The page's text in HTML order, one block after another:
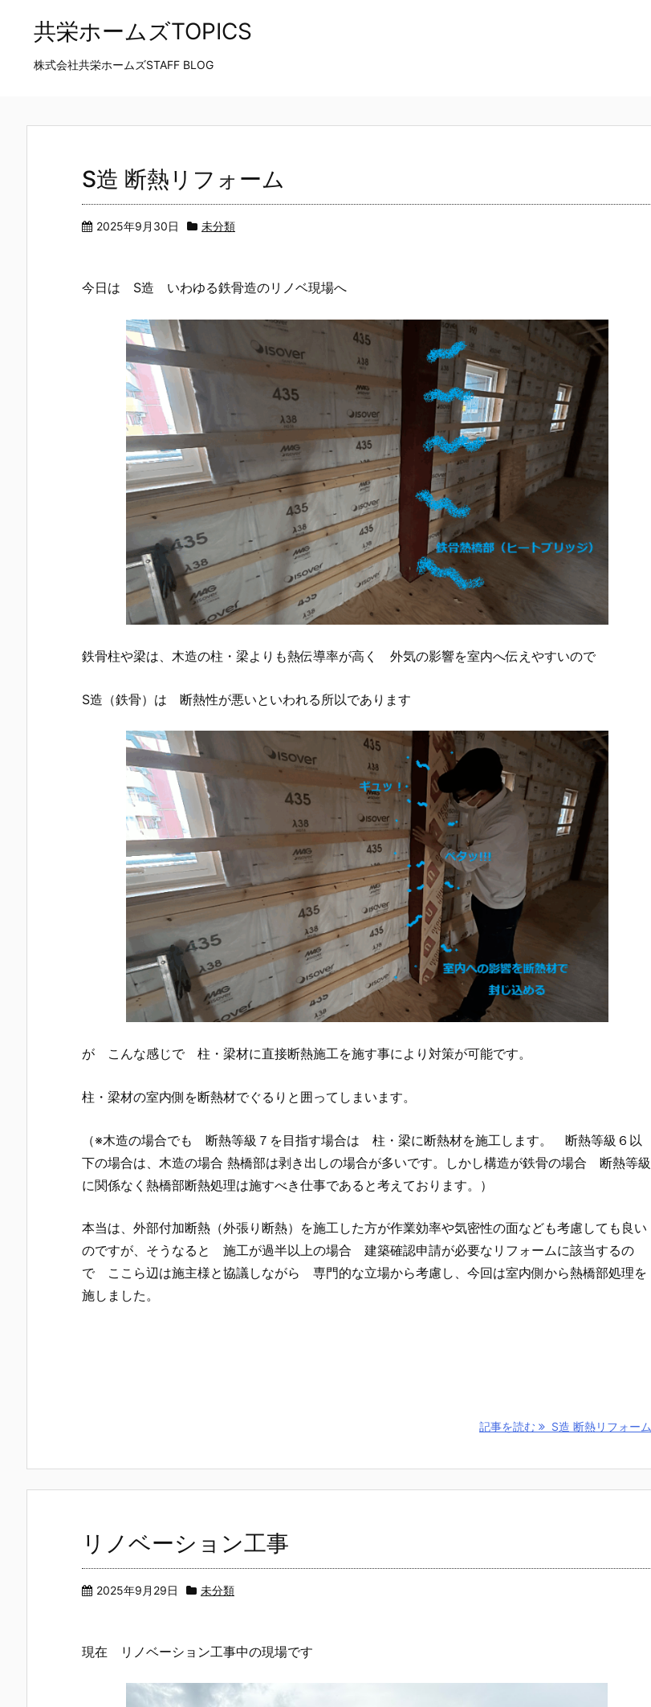
共栄ホームズTOPICS
株式会社共栄ホームズSTAFF BLOG
S造 断熱リフォーム
2025年9月30日 未分類
今日は S造 いわゆる鉄骨造のリノベ現場へ
鉄骨柱や梁は、木造の柱・梁よりも熱伝導率が高く 外気の影響を室内へ伝えやすいので
S造（鉄骨）は 断熱性が悪いといわれる所以であります
が こんな感じで 柱・梁材に直接断熱施工を施す事により対策が可能です。
柱・梁材の室内側を断熱材でぐるりと囲ってしまいます。
（※木造の場合でも 断熱等級７を目指す場合は 柱・梁に断熱材を施工します。 断熱等級６以
下の場合は、木造の場合 熱橋部は剥き出しの場合が多いです。しかし構造が鉄骨の場合 断熱等級
に関係なく熱橋部断熱処理は施すべき仕事であると考えております。）
本当は、外部付加断熱（外張り断熱）を施工した方が作業効率や気密性の面なども考慮しても良い
のですが、そうなると 施工が過半以上の場合 建築確認申請が必要なリフォームに該当するの
で ここら辺は施主様と協議しながら 専門的な立場から考慮し、今回は室内側から熱橋部処理を
施しました。
記事を読む S造 断熱リフォーム
リノベーション工事
2025年9月29日 未分類
現在 リノベーション工事中の現場です